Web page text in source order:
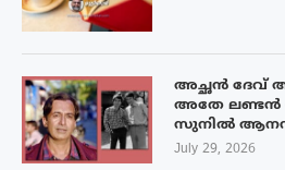
അച്ഛൻ ദേവ്
അതേ ലണ്ടൻ
സുനിൽ
July 29, 2026